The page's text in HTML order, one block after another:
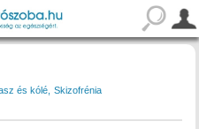
és kólé
Skizofrénia